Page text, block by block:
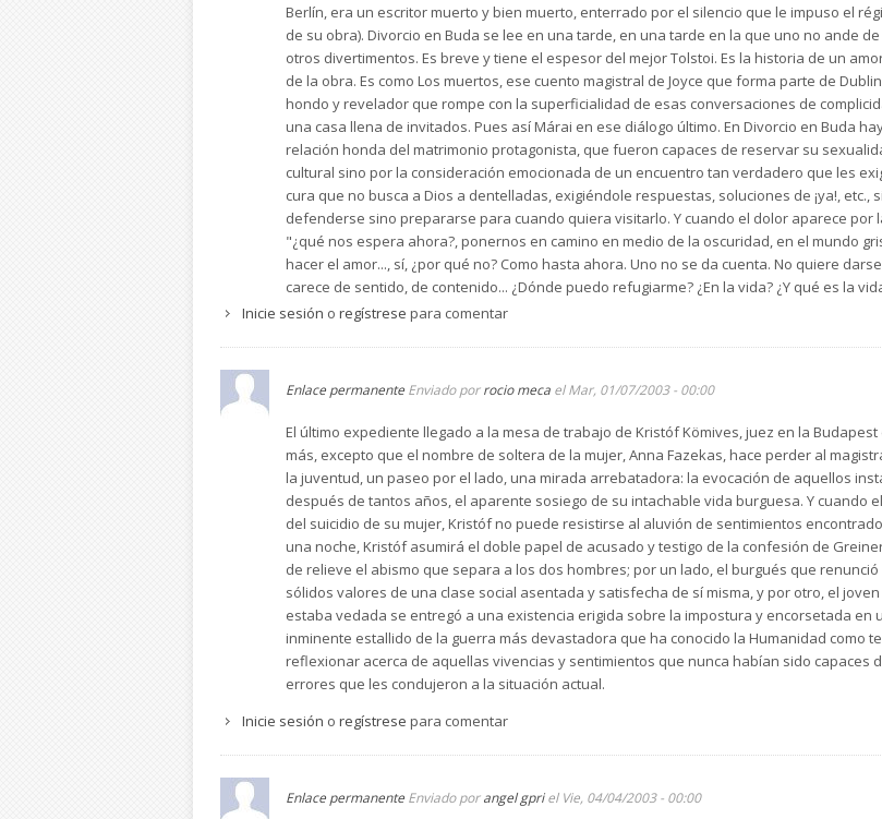
Berlín, era un escritor muerto y bien muerto, enterrado por el silencio que le impuso el
de su obra). Divorcio en Buda se lee en una tarde, en una tarde en la que uno no ande
otros divertimentos. Es breve y tiene el espesor del mejor Tolstoi. Es la historia de un
de la obra. Es como Los muertos, ese cuento magistral de Joyce que forma parte de
hondo y revelador que rompe con la superficialidad de esas conversaciones de
una casa llena de invitados. Pues así Márai en ese diálogo último. En Divorcio en Buda
relación honda del matrimonio protagonista, que fueron capaces de reservar su
cultural sino por la consideración emocionada de un encuentro tan verdadero que les
cura que no busca a Dios a dentelladas, exigiéndole respuestas, soluciones de ¡ya!,
defenderse sino prepararse para cuando quiera visitarlo. Y cuando el dolor aparece por
"¿qué nos espera ahora?, ponernos en camino en medio de la oscuridad, en el mundo
hacer el amor..., sí, ¿por qué no? Como hasta ahora. Uno no se da cuenta. No quiere
carece de sentido, de contenido... ¿Dónde puedo refugiarme? ¿En la vida? ¿Y qué es la
Inicie sesión o regístrese para comentar
Enlace permanente Enviado porrocio meca el Mar, 01/07/2003 - 00:00
El último expediente llegado a la mesa de trabajo de Kristóf Kömives, juez en la
más, excepto que el nombre de soltera de la mujer, Anna Fazekas, hace perder al
la juventud, un paseo por el lado, una mirada arrebatadora: la evocación de aquellos
después de tantos años, el aparente sosiego de su intachable vida burguesa. Y cuando
del suicidio de su mujer, Kristóf no puede resistirse al aluvión de sentimientos
una noche, Kristóf asumirá el doble papel de acusado y testigo de la confesión de
de relieve el abismo que separa a los dos hombres; por un lado, el burgués que
sólidos valores de una clase social asentada y satisfecha de sí misma, y por otro, el
estaba vedada se entregó a una existencia erigida sobre la impostura y encorsetada en
inminente estallido de la guerra más devastadora que ha conocido la Humanidad como
reflexionar acerca de aquellas vivencias y sentimientos que nunca habían sido capaces
errores que les condujeron a la situación actual.
Inicie sesión o regístrese para comentar
Enlace permanente Enviado porangel gpriel Vie, 04/04/2003 - 00:00